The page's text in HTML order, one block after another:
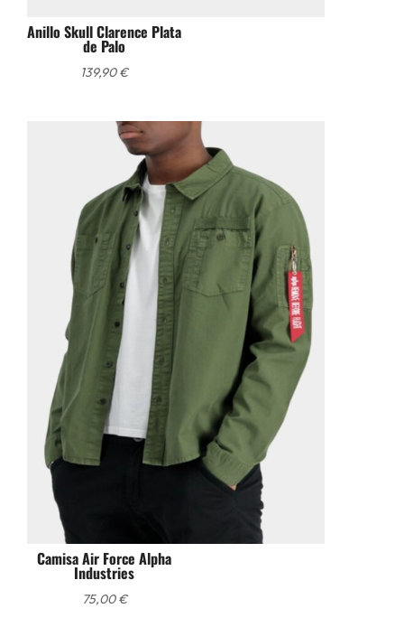
Anillo Skull Clarence Plata
de Palo
139,90€
Camisa Air Force Alpha
Industries
75,00€